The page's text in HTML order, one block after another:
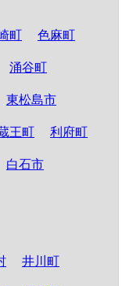
町 色麻町
涌谷町
東松島市
王町 利府町
白石市
井川町